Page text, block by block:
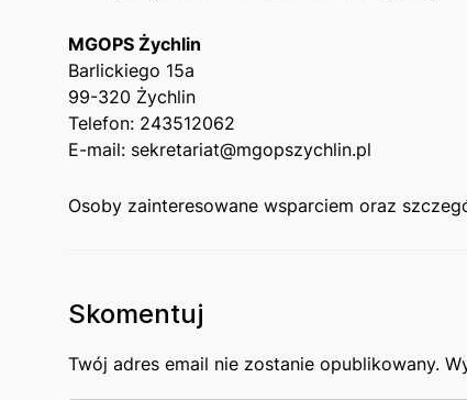
MGOPS‌ Żychlin
Barlickiego 15a
99-320 Żychlin
Telefon:⁣ 243512062
E-mail: sekretariat@mgopszychlin.pl‌
Osoby zainteresowane wsparciem oraz
Skomentuj
Twój adres email nie zostanie opublikowany.